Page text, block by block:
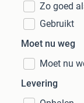
Zo goed
Gebruikt
Moet nu weg
Moet nu
Levering